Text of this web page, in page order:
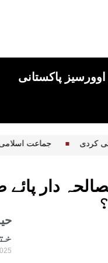
اوورسیز پاکستانی
جماعت اسلامی کا 16 اگست کردی